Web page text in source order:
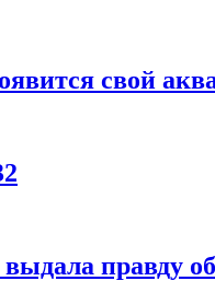
свой
выдала правду